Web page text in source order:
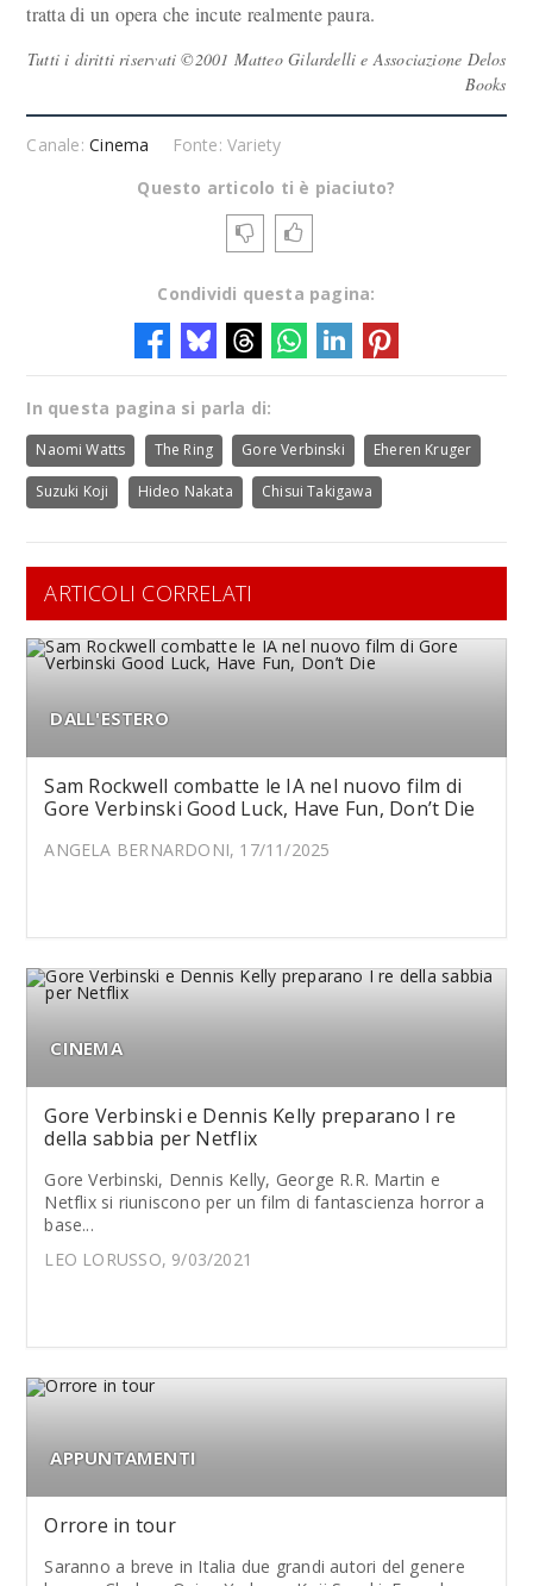
tratta di un opera che incute realmente paura.
Tutti i diritti riservati ©2001 Matteo Gilardelli e Associazione Delos
Books
Canale:Cinema
Fonte: Variety
Questo articolo ti è piaciuto?
Condividi questa pagina:
In questa pagina si parla di:
Naomi Watts The Ring Gore Verbinski Eheren Kruger
Suzuki Koji Hideo Nakata Chisui Takigawa
ARTICOLI CORRELATI
DALL'ESTERO
Sam Rockwell combatte le IA nel nuovo film di
Gore Verbinski Good Luck, Have Fun, Don’t Die
ANGELA BERNARDONI, 17/11/2025
CINEMA
Gore Verbinski e Dennis Kelly preparano I re
della sabbia per Netflix
Gore Verbinski, Dennis Kelly, George R.R. Martin e
Netflix si riuniscono per un film di fantascienza horror a
base...
LEO LORUSSO, 9/03/2021
APPUNTAMENTI
Orrore in tour
Saranno a breve in Italia due grandi autori del genere